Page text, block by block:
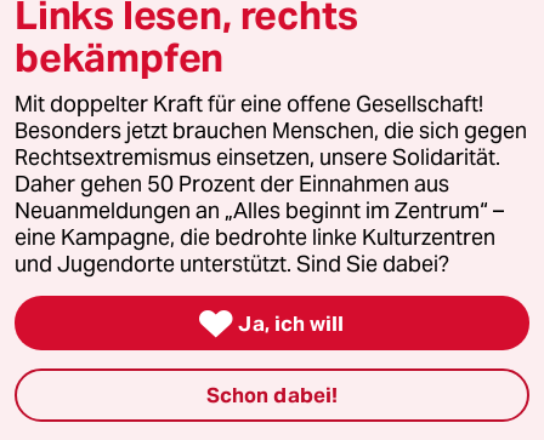
Newsletter
team zukunft
taz frisch
taz zahl ich
Links lesen, rechts
bekämpfen
Mit doppelter Kraft für eine offene Gesellschaft!
Besonders jetzt brauchen Menschen, die sich gegen
Rechtsextremismus einsetzen, unsere Solidarität.
Daher gehen 50 Prozent der Einnahmen aus
Neuanmeldungen an „Alles beginnt im Zentrum“ –
eine Kampagne, die bedrohte linke Kulturzentren
und Jugendorte unterstützt. Sind Sie dabei?
 Ja, ich will
Schon dabei!